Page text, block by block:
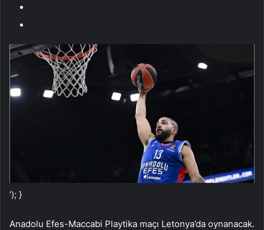
‘); }
Anadolu Efes-Maccabi Playtika maçı Letonya’da oynanacak.